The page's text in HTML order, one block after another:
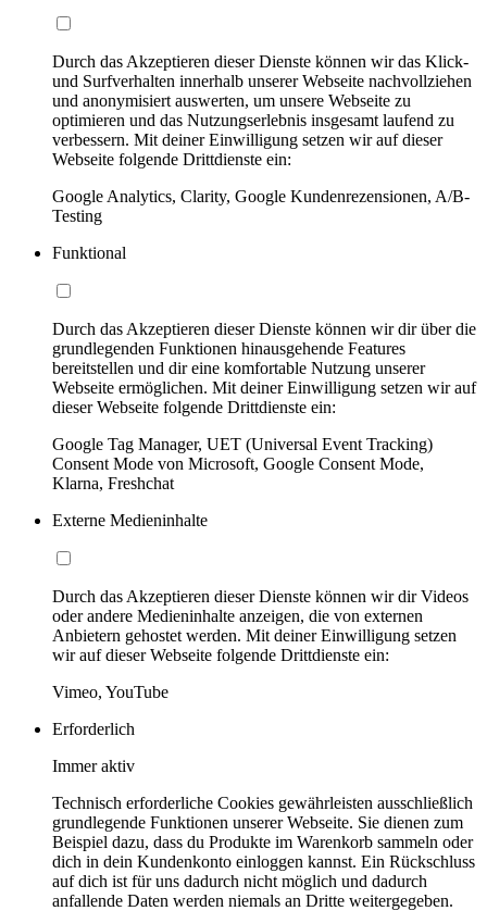
Durch das Akzeptieren dieser Dienste können wir das Klick-
und Surfverhalten innerhalb unserer Webseite nachvollziehen
und anonymisiert auswerten, um unsere Webseite zu
optimieren und das Nutzungserlebnis insgesamt laufend zu
verbessern. Mit deiner Einwilligung setzen wir auf dieser
Webseite folgende Drittdienste ein:
Google Analytics, Clarity, Google Kundenrezensionen, A/B-
Testing
Funktional
Durch das Akzeptieren dieser Dienste können wir dir über die
grundlegenden Funktionen hinausgehende Features
bereitstellen und dir eine komfortable Nutzung unserer
Webseite ermöglichen. Mit deiner Einwilligung setzen wir auf
dieser Webseite folgende Drittdienste ein:
Google Tag Manager, UET (Universal Event Tracking)
Consent Mode von Microsoft, Google Consent Mode,
Klarna, Freshchat
Externe Medieninhalte
Durch das Akzeptieren dieser Dienste können wir dir Videos
oder andere Medieninhalte anzeigen, die von externen
Anbietern gehostet werden. Mit deiner Einwilligung setzen
wir auf dieser Webseite folgende Drittdienste ein:
Vimeo, YouTube
Erforderlich
Immer aktiv
Technisch erforderliche Cookies gewährleisten ausschließlich
grundlegende Funktionen unserer Webseite. Sie dienen zum
Beispiel dazu, dass du Produkte im Warenkorb sammeln oder
dich in dein Kundenkonto einloggen kannst. Ein Rückschluss
auf dich ist für uns dadurch nicht möglich und dadurch
anfallende Daten werden niemals an Dritte weitergegeben.